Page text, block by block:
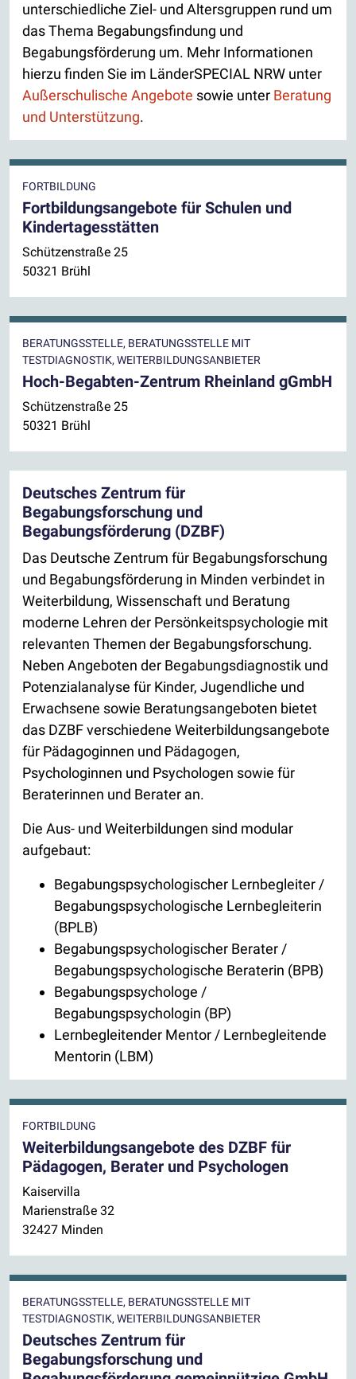
unterschiedliche Ziel- und Altersgruppen rund um
das Thema Begabungsfindung und
Begabungsförderung um. Mehr Informationen
hierzu finden Sie im LänderSPECIAL NRW unter
Außerschulische Angebote sowie unter Beratung
und Unterstützung.
FORTBILDUNG
Fortbildungsangebote für Schulen und
Kindertagesstätten
Schützenstraße 25
50321 Brühl
BERATUNGSSTELLE, BERATUNGSSTELLE MIT
TESTDIAGNOSTIK, WEITERBILDUNGSANBIETER
Hoch-Begabten-Zentrum Rheinland gGmbH
Schützenstraße 25
50321 Brühl
Deutsches Zentrum für
Begabungsforschung und
Begabungsförderung (DZBF)
Das Deutsche Zentrum für Begabungsforschung
und Begabungsförderung in Minden verbindet in
Weiterbildung, Wissenschaft und Beratung
moderne Lehren der Persönkeitspsychologie mit
relevanten Themen der Begabungsforschung.
Neben Angeboten der Begabungsdiagnostik und
Potenzialanalyse für Kinder, Jugendliche und
Erwachsene sowie Beratungsangeboten bietet
das DZBF verschiedene Weiterbildungsangebote
für Pädagoginnen und Pädagogen,
Psychologinnen und Psychologen sowie für
Beraterinnen und Berater an.
Die Aus- und Weiterbildungen sind modular
aufgebaut:
Begabungspsychologischer Lernbegleiter /
Begabungspsychologische Lernbegleiterin
(BPLB)
Begabungspsychologischer Berater /
Begabungspsychologische Beraterin (BPB)
Begabungspsychologe /
Begabungspsychologin (BP)
Lernbegleitender Mentor / Lernbegleitende
Mentorin (LBM)
FORTBILDUNG
Weiterbildungsangebote des DZBF für
Pädagogen, Berater und Psychologen
Kaiservilla
Marienstraße 32
32427 Minden
BERATUNGSSTELLE, BERATUNGSSTELLE MIT
TESTDIAGNOSTIK, WEITERBILDUNGSANBIETER
Deutsches Zentrum für
Begabungsforschung und